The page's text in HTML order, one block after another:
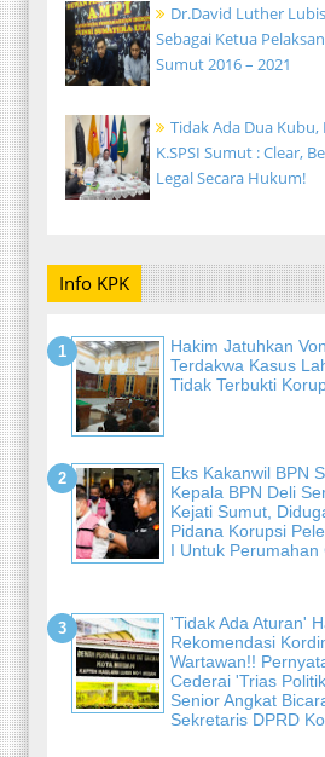
Dr.David Luther
Sebagai Ketua
Sumut 2016 – 2021
Tidak Ada Dua Kubu,
K.SPSI Sumut : Clear,
Legal Secara Hukum!
Info KPK
Hakim Jatuhkan
Terdakwa Kasus
Tidak Terbukti
Eks Kakanwil BPN
Kepala BPN Deli
Kejati Sumut,
Pidana Korupsi
I Untuk Perumahan
'Tidak Ada Aturan'
Rekomendasi
Wartawan!!
Cederai 'Trias
Senior Angkat
Sekretaris DPRD